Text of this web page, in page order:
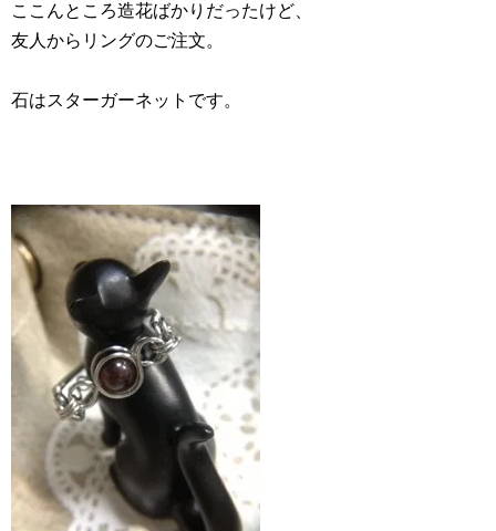
ここんところ造花ばかりだったけど、
友人からリングのご注文。
石はスターガーネットです。